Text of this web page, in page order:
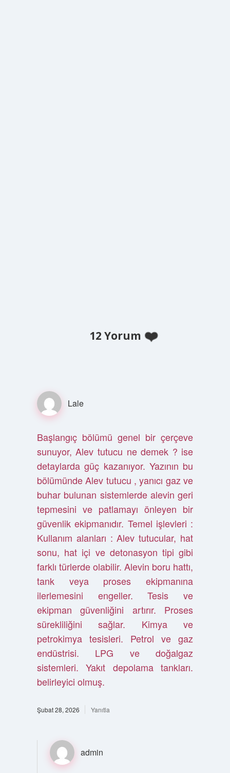
12 Yorum
Lale
Başlangıç bölümü genel bir çerçeve
sunuyor, Alev tutucu ne demek ? ise
detaylarda güç kazanıyor. Yazının bu
bölümünde Alev tutucu , yanıcı gaz ve
buhar bulunan sistemlerde alevin geri
tepmesini ve patlamayı önleyen bir
güvenlik ekipmanıdır. Temel işlevleri :
Kullanım alanları : Alev tutucular, hat
sonu, hat içi ve detonasyon tipi gibi
farklı türlerde olabilir. Alevin boru hattı,
tank veya proses ekipmanına
ilerlemesini engeller. Tesis ve
ekipman güvenliğini artırır. Proses
sürekliliğini sağlar. Kimya ve
petrokimya tesisleri. Petrol ve gaz
endüstrisi. LPG ve doğalgaz
sistemleri. Yakıt depolama tankları.
belirleyici olmuş.
Şubat 28, 2026 Yanıtla
admin